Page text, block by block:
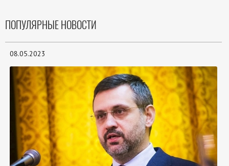
ПОПУЛЯРНЫЕ НОВОСТИ
08.05.2023